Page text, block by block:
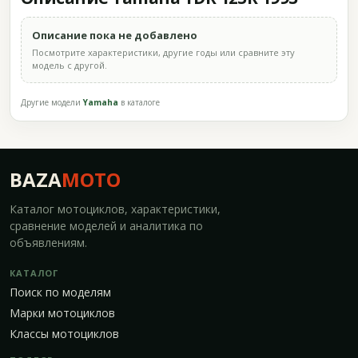
Описание пока не добавлено
Посмотрите характеристики, другие годы или сравните эту
модель с другой.
Другие моделиYamaha в каталоге
BAZAMOTO
Каталог мотоциклов, характеристики,
сравнение моделей и аналитика по
объявлениям.
КАТАЛОГ
Поиск по моделям
Марки мотоциклов
Классы мотоциклов